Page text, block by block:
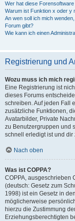
Wer hat diese
Warum ist Funktion x oder y
An wen soll ich mich
Forum gibt?
Wie kann ich einen
Registrierung und
Wozu muss ich mich
Eine Registrierung ist
dieses Forums
schreiben. Auf jeden Fall
zusätzliche Funktionen,
Avatarbilder, Private
zu Benutzergruppen und
schnell erledigt ist und
Nach oben
Was ist COPPA?
COPPA, ausgeschrieben
(deutsch: Gesetz zum
1998) ist ein Gesetz in
möglicherweise
hierzu die Zustimmung
Erziehungsberechtigten